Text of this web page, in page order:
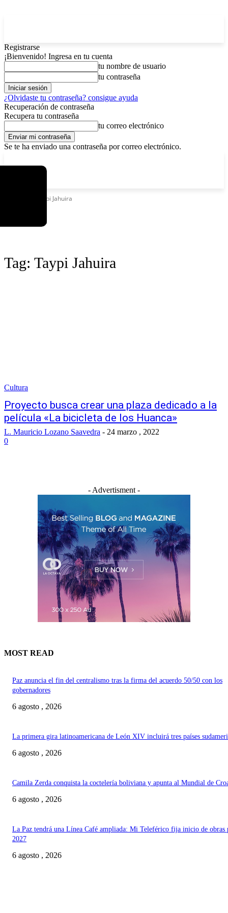
Registrarse
¡Bienvenido! Ingresa en tu cuenta
tu nombre de usuario
tu contraseña
¿Olvidaste tu contraseña? consigue ayuda
Recuperación de contraseña
Recupera tu contraseña
tu correo electrónico
Se te ha enviado una contraseña por correo electrónico.
Taypi Jahuira
Tag: Taypi Jahuira
Cultura
Proyecto busca crear una plaza dedicado a la
película «La bicicleta de los Huanca»
L. Mauricio Lozano Saavedra - 24 marzo , 2022
0
- Advertisment -
MOST READ
Paz anuncia el fin del centralismo tras la firma del acuerdo 50/50 con los
gobernadores
6 agosto , 2026
La primera gira latinoamericana de León XIV incluirá tres países
6 agosto , 2026
Camila Zerda conquista la coctelería boliviana y apunta al Mundial de
6 agosto , 2026
La Paz tendrá una Línea Café ampliada: Mi Teleférico fija inicio de obras
2027
6 agosto , 2026